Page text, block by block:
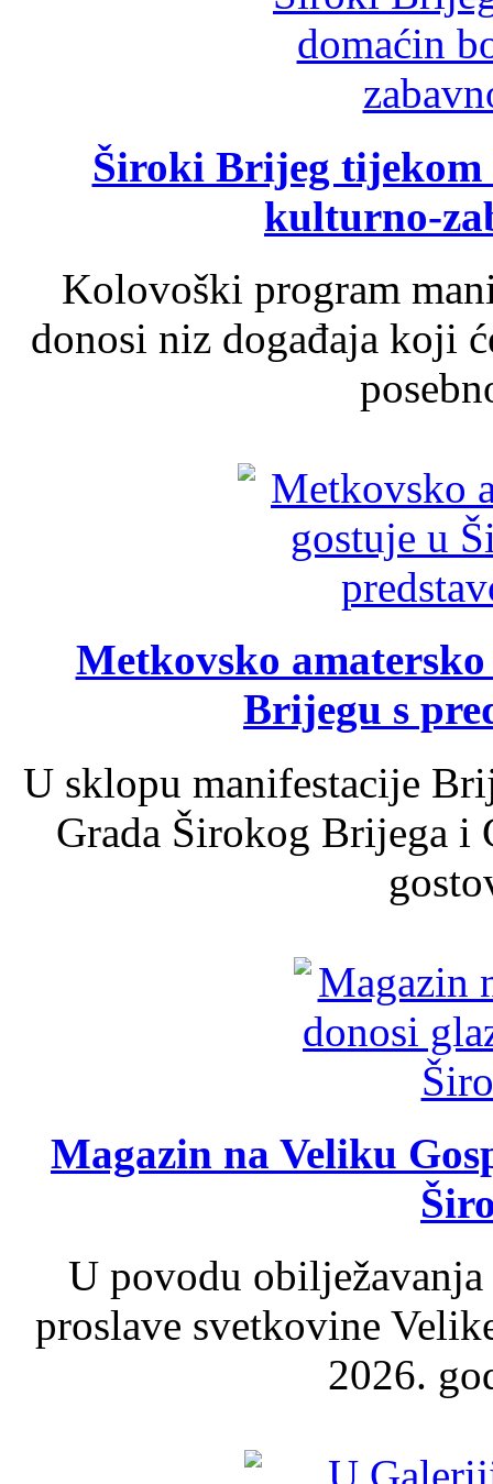
Široki Brijeg tijekom
kulturno-
Kolovoški program
donosi niz događaja koji
Metkovsko
Brijegu s
U sklopu manifestacije
Grada Širokog Brijega
Magazin na Veliku
U povodu
proslave svetkovine
2026.